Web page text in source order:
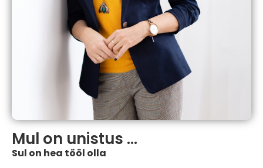
Mul on unistus ...
Sul on hea tööl olla